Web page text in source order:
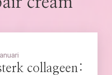
collageen: